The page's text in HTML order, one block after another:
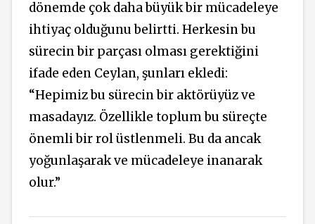
dönemde çok daha büyük bir mücadeleye
ihtiyaç olduğunu belirtti. Herkesin bu
sürecin bir parçası olması gerektiğini
ifade eden Ceylan, şunları ekledi:
“Hepimiz bu sürecin bir aktörüyüz ve
masadayız. Özellikle toplum bu süreçte
önemli bir rol üstlenmeli. Bu da ancak
yoğunlaşarak ve mücadeleye inanarak
olur.”